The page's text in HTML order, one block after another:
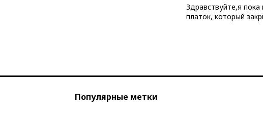
Здравствуйте,я
платок, который
Популярные метки